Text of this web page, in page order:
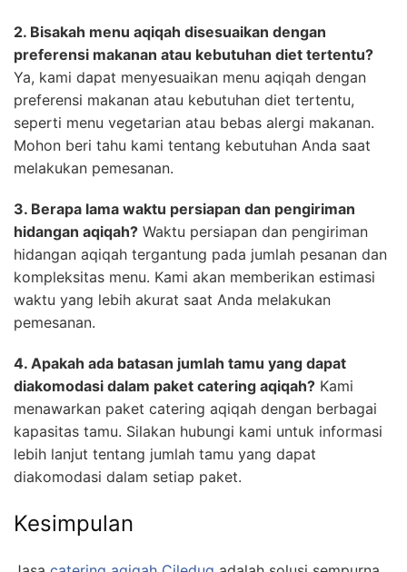
2. Bisakah menu aqiqah disesuaikan dengan
preferensi makanan atau kebutuhan diet tertentu?
Ya, kami dapat menyesuaikan menu aqiqah dengan
preferensi makanan atau kebutuhan diet tertentu,
seperti menu vegetarian atau bebas alergi makanan.
Mohon beri tahu kami tentang kebutuhan Anda saat
melakukan pemesanan.
3. Berapa lama waktu persiapan dan pengiriman
hidangan aqiqah? Waktu persiapan dan pengiriman
hidangan aqiqah tergantung pada jumlah pesanan dan
kompleksitas menu. Kami akan memberikan estimasi
waktu yang lebih akurat saat Anda melakukan
pemesanan.
4. Apakah ada batasan jumlah tamu yang dapat
diakomodasi dalam paket catering aqiqah? Kami
menawarkan paket catering aqiqah dengan berbagai
kapasitas tamu. Silakan hubungi kami untuk informasi
lebih lanjut tentang jumlah tamu yang dapat
diakomodasi dalam setiap paket.
Kesimpulan